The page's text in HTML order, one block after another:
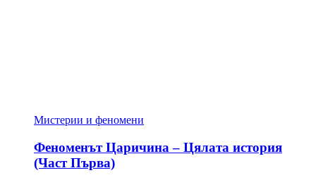
Мистерии и феномени
Феноменът Царичина – Цялата история
(Част Първа)